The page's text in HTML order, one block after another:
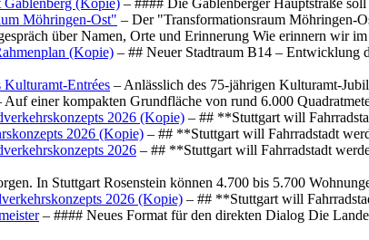
Möhringen-Ost" – Der "Transformationsraum Möhringen-
über Namen, Orte und Erinnerung Wie erinnern wir
(Kopie) – ## Neuer Stadtraum B14 – Entwicklung
Kulturamt-Entrées – Anlässlich des 75-jährigen Kulturamt-
Auf einer kompakten Grundfläche von rund 6.000
2026 (Kopie) – ## **Stuttgart will
2026 (Kopie) – ## **Stuttgart will Fahrradstadt
2026 – ## **Stuttgart will Fahrradstadt
In Stuttgart Rosenstein können 4.700 bis 5.700
2026 (Kopie) – ## **Stuttgart will
– #### Neues Format für den direkten Dialog Die